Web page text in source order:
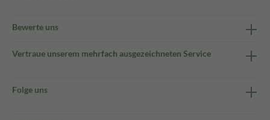
Bewerte uns
Vertraue unserem mehrfach ausgezeichneten Service
Folge uns